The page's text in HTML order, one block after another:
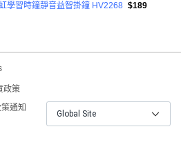
學習時鐘靜音益智掛鐘 HV2268 $189
政策
通知
Global Site